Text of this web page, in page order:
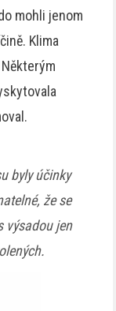
mohli jenom
Klima
byly účinky
že se
výsadou jen